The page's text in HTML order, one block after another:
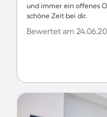
und immer ein offenes
schöne Zeit bei dir.
Bewertet am